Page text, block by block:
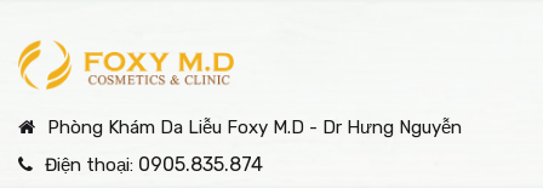
sánh để thấy rõ tại sao
nên chọn dịch vụ filler
nơi kém chất lượng.
Phòng Khám Da Liễu Foxy M.D - Dr Hưng Nguyễn
Điện thoại: 0905.835.874